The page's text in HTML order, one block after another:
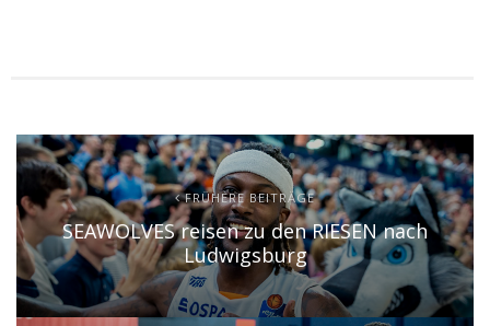
FRÜHERE BEITRÄGE
SEAWOLVES reisen zu den RIESEN nach
Ludwigsburg